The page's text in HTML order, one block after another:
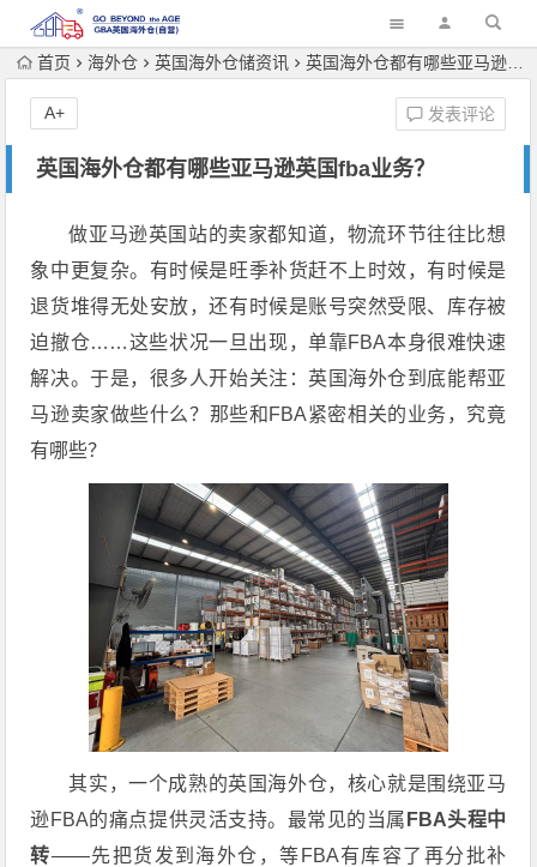
首页 海外仓 英国海外仓储资讯 英国海外仓都有哪些亚马逊英国fba业务？
英国海外仓都有哪些亚马逊英国fba业务？
发表评论
A+
做亚马逊英国站的卖家都知道，物流环节往往比想
象中更复杂。有时候是旺季补货赶不上时效，有时候是
退货堆得无处安放，还有时候是账号突然受限、库存被
迫撤仓……这些状况一旦出现，单靠FBA本身很难快速
解决。于是，很多人开始关注：英国海外仓到底能帮亚
马逊卖家做些什么？那些和FBA紧密相关的业务，究竟
有哪些？
其实，一个成熟的英国海外仓，核心就是围绕亚马
逊FBA的痛点提供灵活支持。最常见的当属 FBA头程中
转——先把货发到海外仓，等FBA有库容了再分批补